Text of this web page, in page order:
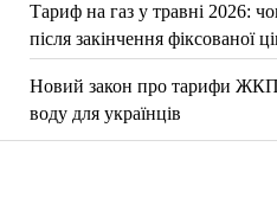
Тариф на газ у травні 2026:
після закінчення фіксованої
Новий закон про тарифи ЖКП:
воду для українців